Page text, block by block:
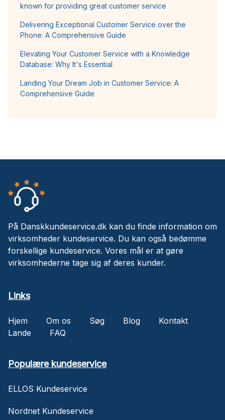
known for providing great customer service
Delivering Exceptional Customer Service over the
Phone: A Comprehensive Guide
Elevating Your Customer Service with a Knowledge
Database: Why It's Essential
Landing Your Dream Job in Customer Service: A
Comprehensive Guide
På Danskkundeservice.dk kan du finde information om
virksomheder kundeservice. Du kan også bedømme
forskellige kundeservice. Vores mål er at gøre
virksomhederne tage sig af deres kunder.
Links
Hjem Om os Søg Blog
Kontakt
Lande
FAQ
Populære kundeservice
ELLOS Kundeservice
Nordnet Kundeservice